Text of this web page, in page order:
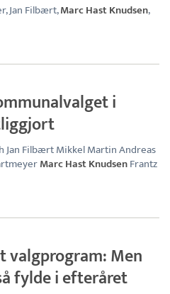
Jan Filbært,Marc Hast Knudsen,
i
Jan Filbært Mikkel Martin Andreas
Marc Hast KnudsenFrantz
valgprogram: Men
fylde i efteråret